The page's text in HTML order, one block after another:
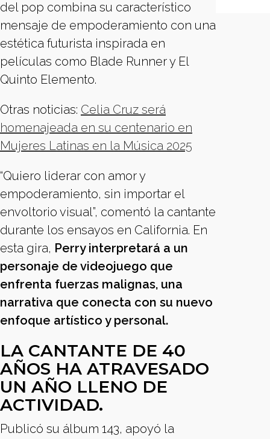
del pop combina su característico
mensaje de empoderamiento con una
estética futurista inspirada en
películas como Blade Runner y El
Quinto Elemento.
Otras noticias: Celia Cruz será
homenajeada en su centenario en
Mujeres Latinas en la Música 2025
“Quiero liderar con amor y
empoderamiento, sin importar el
envoltorio visual”, comentó la cantante
durante los ensayos en California. En
esta gira, Perry interpretará a un
personaje de videojuego que
enfrenta fuerzas malignas, una
narrativa que conecta con su nuevo
enfoque artístico y personal.
LA CANTANTE DE 40
AÑOS HA ATRAVESADO
UN AÑO LLENO DE
ACTIVIDAD.
Publicó su álbum 143, apoyó la